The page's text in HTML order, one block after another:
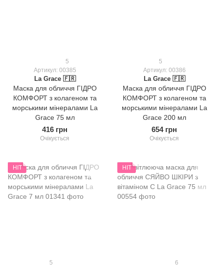
5
Артикул: 00385
La Grace 🇫🇷
Маска для обличчя ГІДРО
КОМФОРТ з колагеном та
морськими мінералами La
Grace 75 мл
416 грн
Очікується
5
Артикул: 00386
La Grace 🇫🇷
Маска для обличчя ГІДРО
КОМФОРТ з колагеном та
морськими мінералами La
Grace 200 мл
654 грн
Очікується
HIT
5
HIT
6